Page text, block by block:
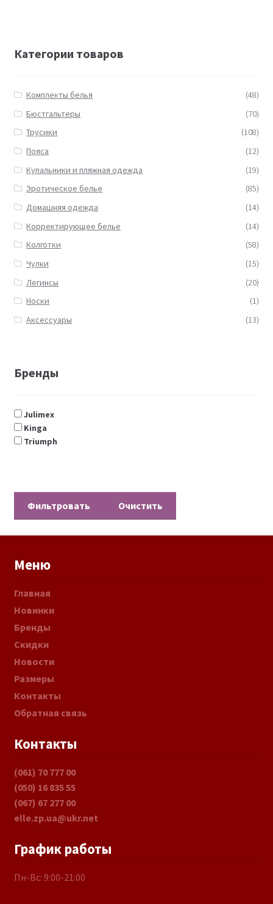
Категории товаров
Комплекты белья
(48)
Бюстгальтеры
(70)
Трусики
(108)
Пояса
(12)
Купальники и пляжная одежда
(19)
Эротическое белье
(85)
Домашняя одежда
(14)
Корректирующее белье
(14)
Колготки
(58)
Чулки
(15)
Легинсы
(20)
Носки
(1)
Аксессуары
(13)
Бренды
Julimex
Kinga
Triumph
Очистить
Меню
Главная
Новинки
Бренды
Скидки
Новости
Размеры
Контакты
Обратная связь
Контакты
(061) 70 777 00
(050) 16 835 55
(067) 67 277 00
elle.zp.ua@ukr.net
График работы
Пн-Вс: 9:00-21:00